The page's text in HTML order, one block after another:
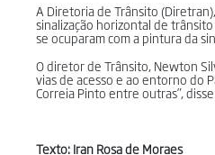
A Diretoria de Trânsito
sinalização horizontal de
se ocuparam com a pintura da
O diretor de Trânsito, Newton
vias de acesso e ao entorno do
Correia Pinto entre outras”, disse.
Texto: Iran Rosa de Moraes